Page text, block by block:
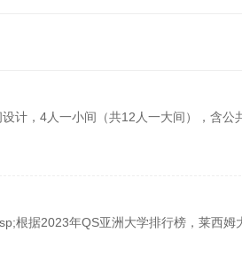
计，4人一小间（共12人一大间），含公
根据2023年QS亚洲大学排行榜，莱西姆